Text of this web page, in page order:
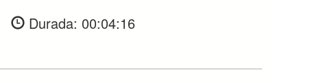
Durada: 00:04:16